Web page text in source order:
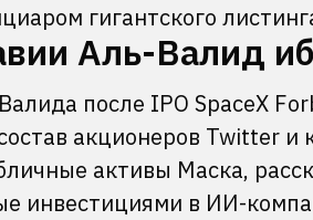
гигантского
Аль-Валид
после IPO SpaceX
акционеров Twitter и
активы Маска,
инвестициями в ИИ-